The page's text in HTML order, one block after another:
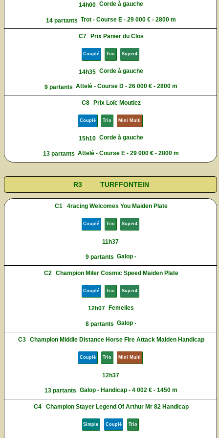
14h00 Corde à gauche
14 partants Trot - Course E - 29 000 € - 2800 m
C7 Prix Panier du Clos
Couplé Trio Super4
14h35 Corde à gauche
9 partants Attelé - Course D - 26 000 € - 2800 m
C8 Prix Loïc Moutiez
Couplé Trio Mini Multi
15h10 Corde à gauche
13 partants Attelé - Course E - 29 000 € - 2800 m
R3 TURFFONTEIN
C1 4racing Welcomes You Maiden Plate
Couplé Trio Super4
11h37
9 partants Galop -
C2 Champion Miler Cosmic Speed Maiden Plate
Couplé Trio Super4
12h07 Femelles
8 partants Galop -
C3 Champion Middle Distance Horse Fire Attack Maiden Handicap
Couplé Trio Mini Multi
12h37
13 partants Galop - Handicap - 4 002 € - 1450 m
C4 Champion Stayer Legend Of Arthur Mr 82 Handicap
Simple Couplé Trio